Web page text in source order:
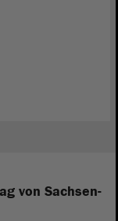
von Sachsen-